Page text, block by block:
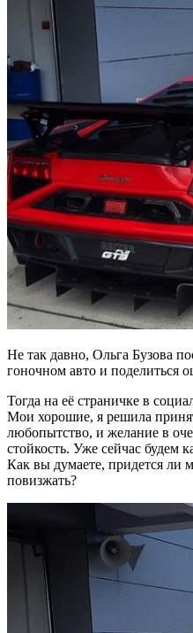
Не так давно, Ольга Бузова
гоночном авто и поделиться
Тогда на её страничке в
Мои хорошие, я решила
любопытство, и желание в
стойкость. Уже сейчас будем
Как вы думаете, придется ли
повизжать?